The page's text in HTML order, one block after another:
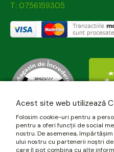
T: 0756159305
Acest site web utilizează
Folosim cookie-uri pentru a
pentru a oferi funcții de social
nostru. De asemenea,
ului nostru cu partenerii noștri
care îl pot combina cu alte